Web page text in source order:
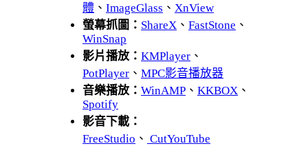
體 、 ImageGlass 、 XnView
螢幕抓圖： ShareX 、 FastStone 、
WinSnap
影片播放： KMPlayer 、
PotPlayer 、 MPC影音播放器
音樂播放： WinAMP 、 KKBOX 、
Spotify
影音下載：
FreeStudio 、 CutYouTube